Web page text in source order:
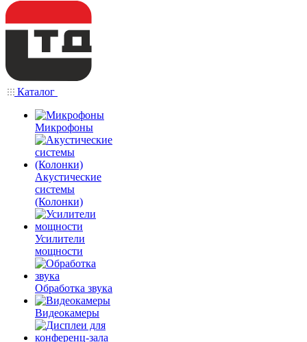
Каталог
Микрофоны
Акустические
системы
(Колонки)
Усилители
мощности
Обработка звука
Видеокамеры